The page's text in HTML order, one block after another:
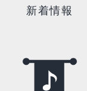
新着情報